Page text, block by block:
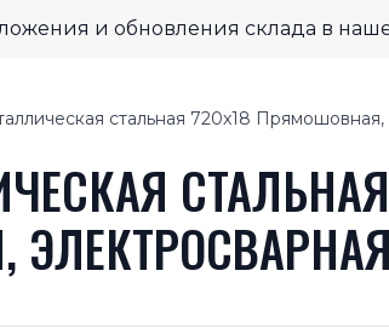
и обновления склада в
стальная 720x18 Прямошовная,
СТАЛЬНАЯ